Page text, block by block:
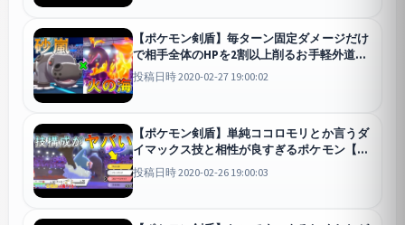
【ポケモン剣盾】毎ターン固定ダメージだけ
で相手全体のHPを2割以上削るお手軽外道コ
ンボを使おう！【ポケットモンスター ソー
ド・シールド/剣盾】
投稿日時 2020-02-27 19:00:02
【ポケモン剣盾】単純ココロモリとか言うダ
イマックス技と相性が良すぎるポケモン【ポ
ケットモンスター ソード・シールド/剣盾】
投稿日時 2020-02-26 19:00:03